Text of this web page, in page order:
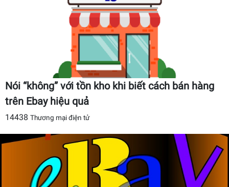
Nói “không” với tồn kho khi biết cách bán hàng
trên Ebay hiệu quả
14438 Thương mại điện tử